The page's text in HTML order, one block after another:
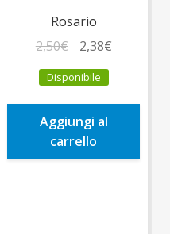
Rosario
2,50€
prezzo
originale
era:
2,50€.
2,38€Il
è:
Disponibile
Aggiungi al
carrello